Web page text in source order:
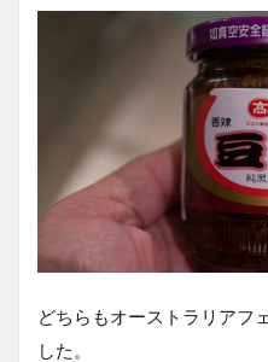
どちらもオーストラリアフ
した。